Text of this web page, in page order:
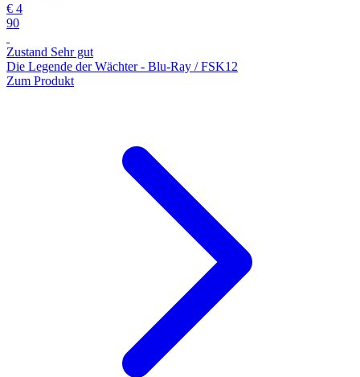
€ 4
90
Zustand Sehr gut
Die Legende der Wächter - Blu-Ray / FSK12
Zum Produkt